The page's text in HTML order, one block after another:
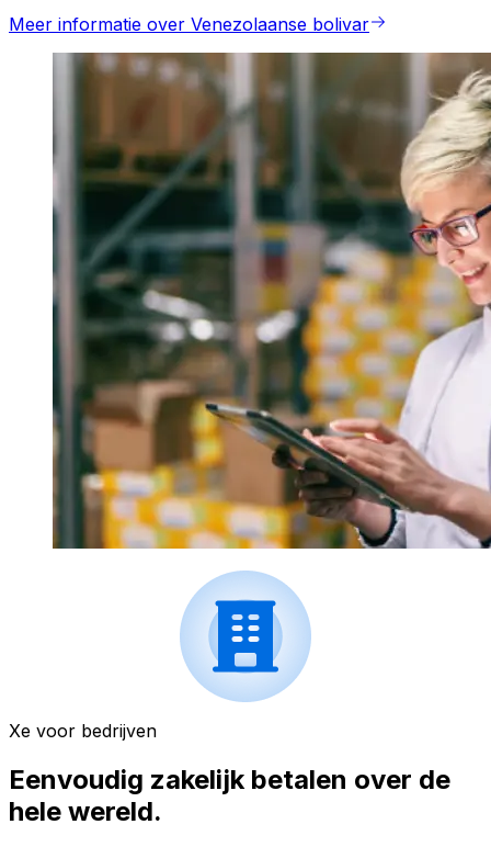
Meer informatie over Venezolaanse bolivar
Xe voor bedrijven
Eenvoudig zakelijk betalen over de
hele wereld.